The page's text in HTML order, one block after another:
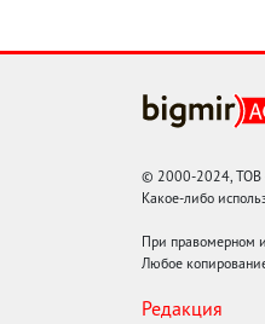
© 2000-2024, ТОВ
Какое-либо
При правомерном
Любое
Редакция